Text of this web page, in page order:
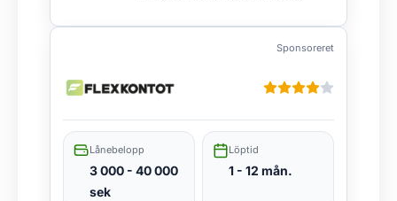
Sponsoreret
Lånebelopp
3 000 - 40 000
sek
Löptid
1 - 12 mån.